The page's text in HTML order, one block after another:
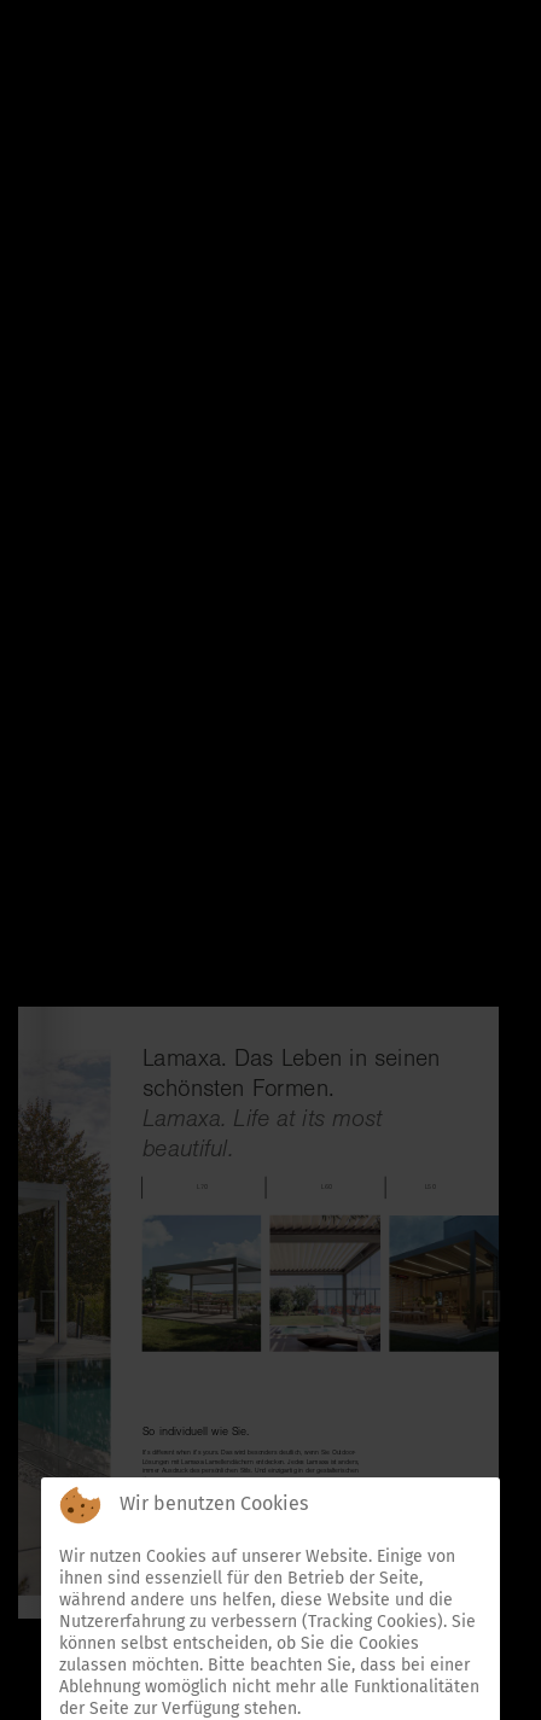
Wir benutzen Cookies
Wir nutzen Cookies auf unserer Website. Einige von
ihnen sind essenziell für den Betrieb der Seite,
während andere uns helfen, diese Website und die
Nutzererfahrung zu verbessern (Tracking Cookies). Sie
können selbst entscheiden, ob Sie die Cookies
zulassen möchten. Bitte beachten Sie, dass bei einer
Ablehnung womöglich nicht mehr alle Funktionalitäten
der Seite zur Verfügung stehen.